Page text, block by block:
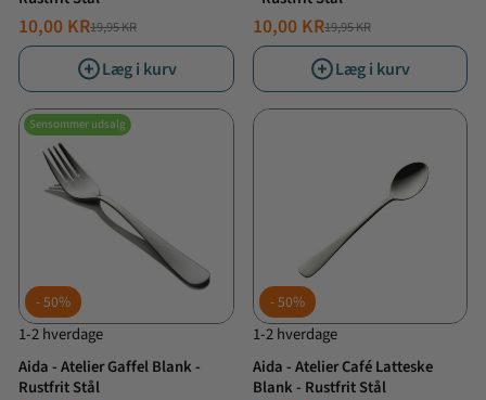
NORMALPRIS
19,95 KR
TILBUDSPRIS
10,00 KR
Læg i kurv
NORMALPRIS
19,95 KR
TILBUDSPRIS
10,00 KR
Læg i kurv
Sensommer udsalg
50%
1-2 hverdage
Aida - Atelier Gaffel Blank -
Rustfrit Stål
50%
1-2 hverdage
Aida - Atelier Café Latteske
Blank - Rustfrit Stål